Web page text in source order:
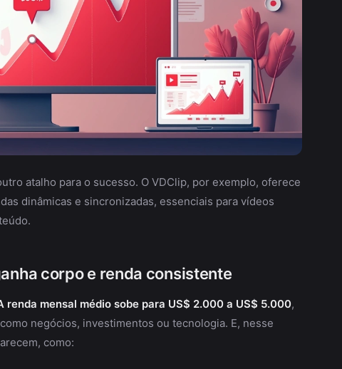
atalho para o sucesso. O VDClip, por exemplo, oferece
dinâmicas e sincronizadas, essenciais para vídeos
corpo e renda consistente
renda mensal médio sobe para US$ 2.000 a US$ 5.000,
negócios, investimentos ou tecnologia. E, nesse
como: